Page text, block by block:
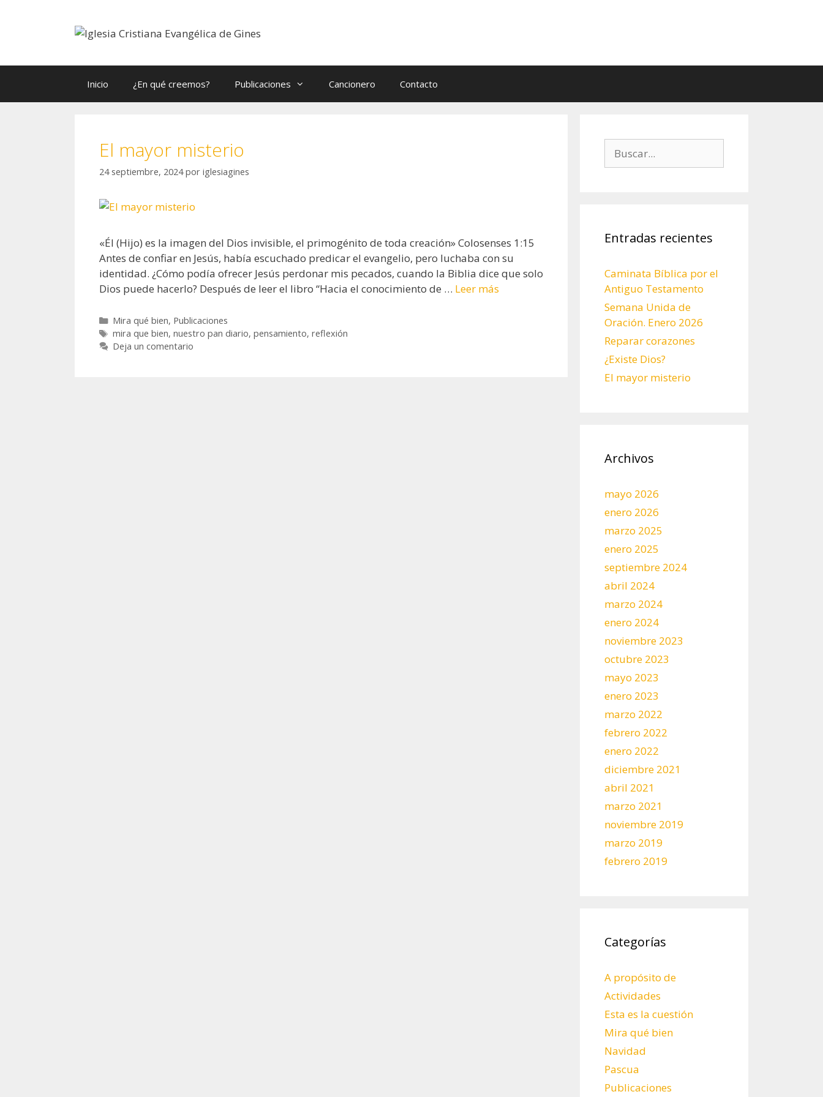
Inicio ¿En qué creemos? Publicaciones Cancionero Contacto
El mayor misterio
24 septiembre, 2024 por iglesiagines
«Él (Hijo) es la imagen del Dios invisible, el primogénito de toda creación» Colosenses 1:15
Antes de confiar en Jesús, había escuchado predicar el evangelio, pero luchaba con su
identidad. ¿Cómo podía ofrecer Jesús perdonar mis pecados, cuando la Biblia dice que solo
Dios puede hacerlo? Después de leer el libro “Hacia el conocimiento de … Leer más
Categorías
Mira qué bien, Publicaciones
Etiquetas
mira que bien, nuestro pan diario, pensamiento, reflexión
Deja un comentario
Entradas recientes
Caminata Bíblica por el
Antiguo Testamento
Semana Unida de
Oración. Enero 2026
Reparar corazones
¿Existe Dios?
El mayor misterio
Archivos
mayo 2026
enero 2026
marzo 2025
enero 2025
septiembre 2024
abril 2024
marzo 2024
enero 2024
noviembre 2023
octubre 2023
mayo 2023
enero 2023
marzo 2022
febrero 2022
enero 2022
diciembre 2021
abril 2021
marzo 2021
noviembre 2019
marzo 2019
febrero 2019
Categorías
A propósito de
Actividades
Esta es la cuestión
Mira qué bien
Navidad
Pascua
Publicaciones